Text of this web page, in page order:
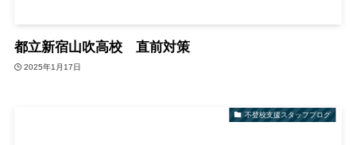
都立新宿山吹高校 直前対策
2025年1月17日
不登校支援スタッフブログ